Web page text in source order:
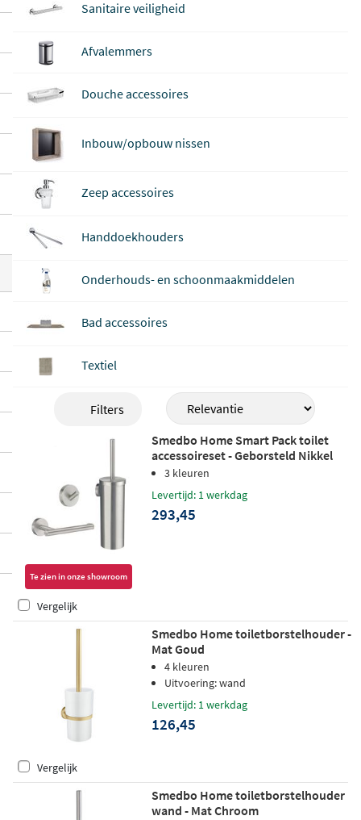
hikt zijn voor zowel grote als kleine handdo
in onzeshowroom!
Sanitaire veiligheid
Afvalemmers
Douche accessoires
Inbouw/opbouw nissen
Zeep accessoires
Handdoekhouders
Onderhouds- en schoonmaakmiddelen
Bad accessoires
Textiel
Filters
Te zien in onze showroom
Smedbo Home Smart Pack toilet
accessoireset - Geborsteld Nikkel
3 kleuren
Levertijd: 1 werkdag
293,45
Vergelijk
Smedbo Home toiletborstelhouder -
Mat Goud
4 kleuren
Uitvoering: wand
Levertijd: 1 werkdag
126,45
Vergelijk
Smedbo Home toiletborstelhouder
wand - Mat Chroom